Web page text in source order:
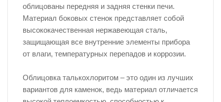
облицованы передняя и задняя стенки печи.
Материал боковых стенок представляет собой
высококачественная нержавеющая сталь,
защищающая все внутренние элементы прибора
от влаги, температурных перепадов и коррозии.
Облицовка талькохлоритом – это один из лучших
вариантов для каменок, ведь материал отличается